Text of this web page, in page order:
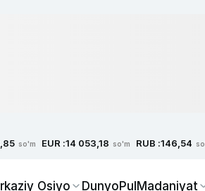
so'm EUR :14 053,18 so'm RUB :146,54
Osiyo DunyoPulMadaniyat